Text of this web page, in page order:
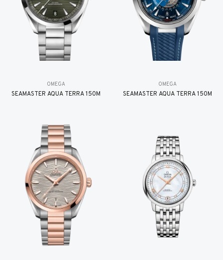
OMEGA
SEAMASTER AQUA TERRA 150M
OMEGA
SEAMASTER AQUA TERRA 150M